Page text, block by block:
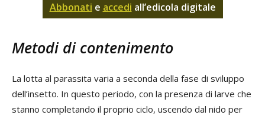
Abbonati e accedi all’edicola digitale
Metodi di contenimento
La lotta al parassita varia a seconda della fase di sviluppo
dell’insetto. In questo periodo, con la presenza di larve che
stanno completando il proprio ciclo, uscendo dal nido per